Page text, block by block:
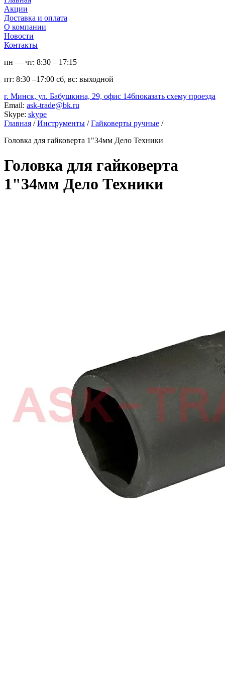
Акции
Доставка и оплата
О компании
Новости
Контакты
пн — чт: 8:30 – 17:15
пт: 8:30 –17:00 сб, вс: выходной
г. Минск, ул. Бабушкина, 29, офис 146показать схему проезда
Email: ask-trade@bk.ru
Skype: skype
Главная / Инструменты / Гайковерты ручные /
Головка для гайковерта 1"34мм Дело Техники
Головка для гайковерта
1"34мм Дело Техники